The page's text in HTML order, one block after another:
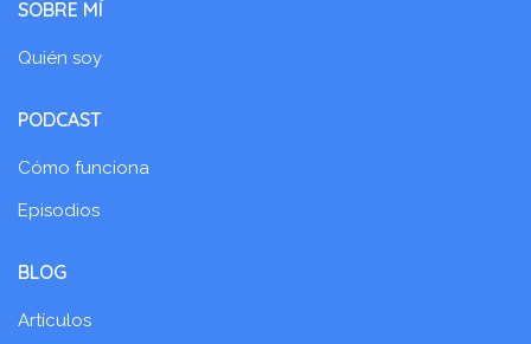
SOBRE MÍ
Quién soy
PODCAST
Cómo funciona
Episodios
BLOG
Artículos